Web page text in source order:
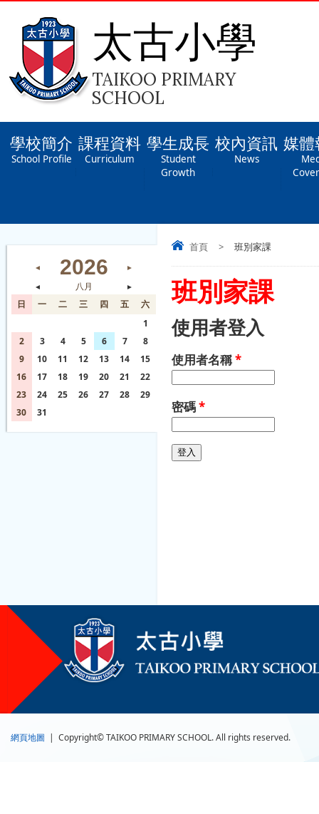
太古小學
TAIKOO PRIMARY
SCHOOL
學校簡介
School Profile
課程資料
Curriculum
學生成長
Student
Growth
校內資訊
News
媒
首頁 > 班別家課
班別家課
使用者登入
使用者名稱*
密碼*
◄ 2026
►
◄
八月 ►
日 一 二 三 四 五
六
1
2
3 4 5 6 7
8
9
10 11 12 13 14
15
16
17 18 19 20 21
22
23
24 25 26 27 28
29
30
31
網頁地圖 | Copyright© TAIKOO PRIMARY SCHOOL. All rights reserved.